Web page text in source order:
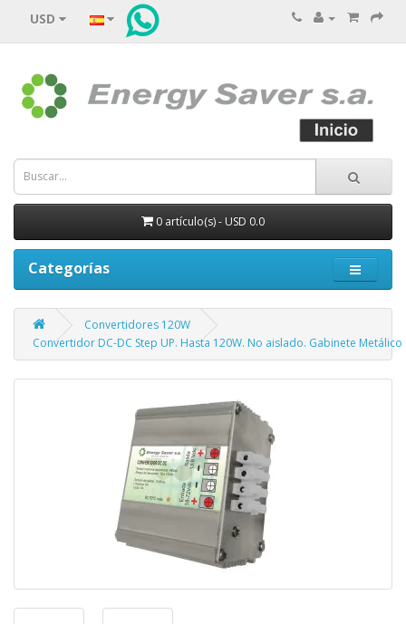
USD
0 artículo(s) - USD 0.0
Categorías
Convertidores 120W
Convertidor DC-DC Step UP. Hasta 120W. No aislado. Gabinete Metálico